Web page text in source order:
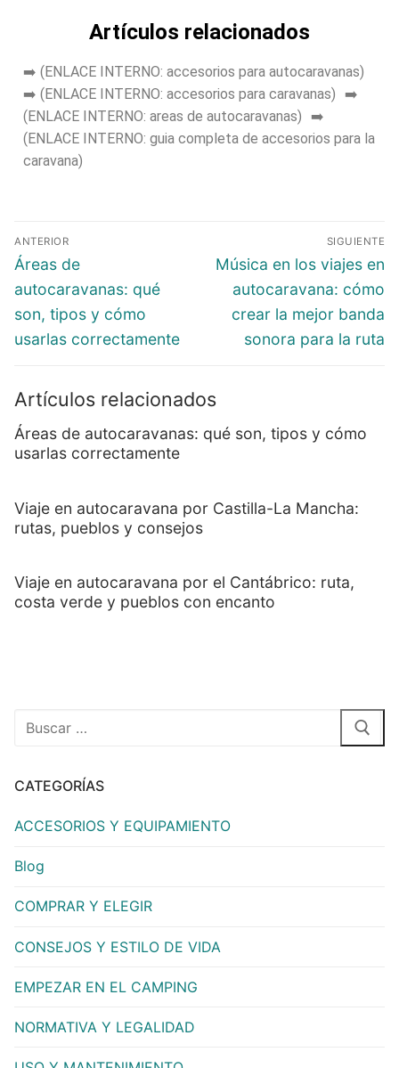
Artículos relacionados
➡️ (ENLACE INTERNO: accesorios para autocaravanas)
➡️ (ENLACE INTERNO: accesorios para caravanas) ➡️
(ENLACE INTERNO: areas de autocaravanas) ➡️
(ENLACE INTERNO: guia completa de accesorios para la
caravana)
ANTERIOR
Áreas de
autocaravanas: qué
son, tipos y cómo
usarlas correctamente
SIGUIENTE
Música en los viajes en
autocaravana: cómo
crear la mejor banda
sonora para la ruta
Artículos relacionados
Áreas de autocaravanas: qué son, tipos y cómo
usarlas correctamente
Viaje en autocaravana por Castilla-La Mancha:
rutas, pueblos y consejos
Viaje en autocaravana por el Cantábrico: ruta,
costa verde y pueblos con encanto
CATEGORÍAS
ACCESORIOS Y EQUIPAMIENTO
Blog
COMPRAR Y ELEGIR
CONSEJOS Y ESTILO DE VIDA
EMPEZAR EN EL CAMPING
NORMATIVA Y LEGALIDAD